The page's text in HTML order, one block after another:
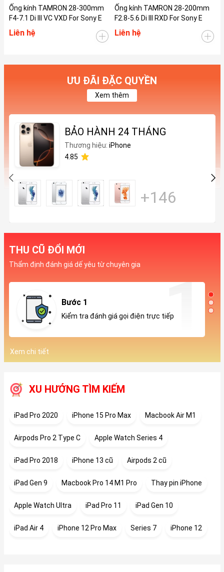
Ống kính TAMRON 28-300mm
F4-7.1 Di III VC VXD For Sony E
Liên hệ
Ống kính TAMRON 28-200mm
F2.8-5.6 Di III RXD For Sony E
Liên hệ
ƯU ĐÃI ĐẶC QUYỀN
Xem thêm
BẢO HÀNH 24 THÁNG
Thương hiệu: iPhone
4.85
+146
THU CŨ ĐỔI MỚI
Thẩm định đánh giá dế yêu từ chuyên gia
Xem chi tiết
Bước 1
Kiểm tra đánh giá gọi điện trực tiếp
XU HƯỚNG TÌM KIẾM
iPad Pro 2020 iPhone 15 Pro Max Macbook Air M1
Airpods Pro 2 Type C Apple Watch Series 4
iPad Pro 2018 iPhone 13 cũ Airpods 2 cũ
iPad Gen 9 Macbook Pro 14 M1 Pro Thay pin iPhone
Apple Watch Ultra iPad Pro 11 iPad Gen 10
iPad Air 4 iPhone 12 Pro Max Series 7 iPhone 12